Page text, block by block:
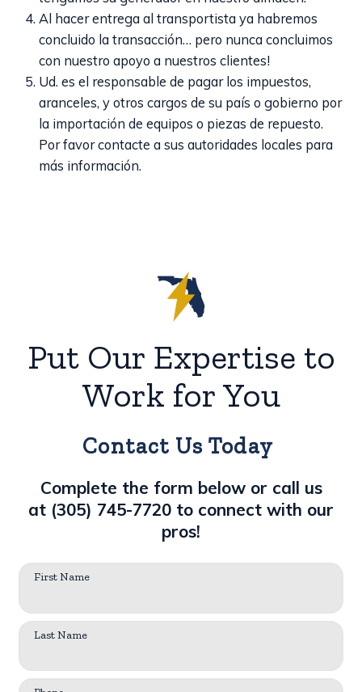
Al hacer entrega al transportista ya habremos
concluido la transacción… pero nunca concluimos
con nuestro apoyo a nuestros clientes!
Ud. es el responsable de pagar los impuestos,
aranceles, y otros cargos de su país o gobierno por
la importación de equipos o piezas de repuesto.
Por favor contacte a sus autoridades locales para
más información.
Put Our Expertise to
Work for You
Contact Us Today
Complete the form below or call us
at (305) 745-7720 to connect with our
pros!
First Name
Last Name